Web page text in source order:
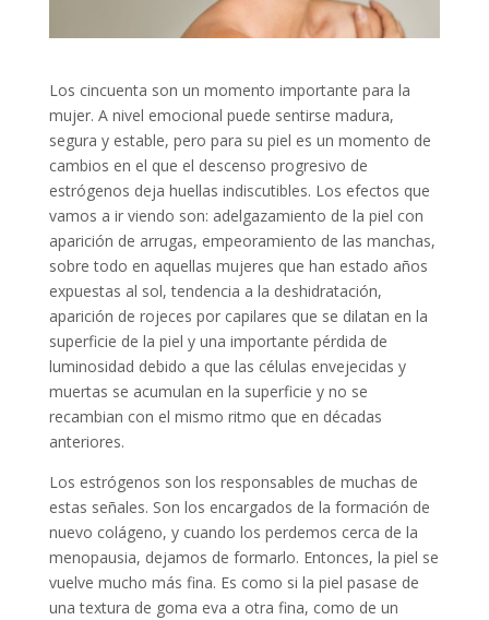
Los cincuenta son un momento importante para la
mujer. A nivel emocional puede sentirse madura,
segura y estable, pero para su piel es un momento de
cambios en el que el descenso progresivo de
estrógenos deja huellas indiscutibles. Los efectos que
vamos a ir viendo son: adelgazamiento de la piel con
aparición de arrugas, empeoramiento de las manchas,
sobre todo en aquellas mujeres que han estado años
expuestas al sol, tendencia a la deshidratación,
aparición de rojeces por capilares que se dilatan en la
superficie de la piel y una importante pérdida de
luminosidad debido a que las células envejecidas y
muertas se acumulan en la superficie y no se
recambian con el mismo ritmo que en décadas
anteriores.
Los estrógenos son los responsables de muchas de
estas señales. Son los encargados de la formación de
nuevo colágeno, y cuando los perdemos cerca de la
menopausia, dejamos de formarlo. Entonces, la piel se
vuelve mucho más fina. Es como si la piel pasase de
una textura de goma eva a otra fina, como de un